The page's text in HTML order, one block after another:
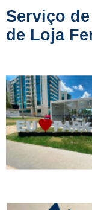
Serviço
de Loja